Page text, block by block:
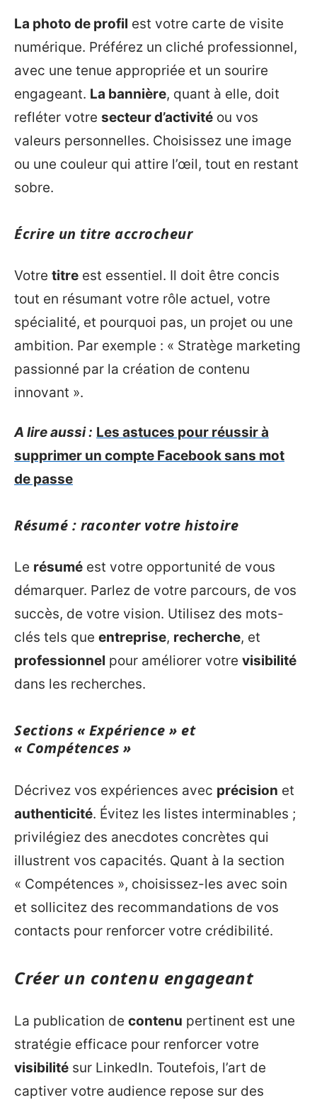
La photo de profil est votre carte de visite
numérique. Préférez un cliché professionnel,
avec une tenue appropriée et un sourire
engageant. La bannière, quant à elle, doit
refléter votre secteur d’activité ou vos
valeurs personnelles. Choisissez une image
ou une couleur qui attire l’œil, tout en restant
sobre.
Écrire un titre accrocheur
Votre titre est essentiel. Il doit être concis
tout en résumant votre rôle actuel, votre
spécialité, et pourquoi pas, un projet ou une
ambition. Par exemple : « Stratège marketing
passionné par la création de contenu
innovant ».
A lire aussi : Les astuces pour réussir à
supprimer un compte Facebook sans mot
de passe
Résumé : raconter votre histoire
Le résumé est votre opportunité de vous
démarquer. Parlez de votre parcours, de vos
succès, de votre vision. Utilisez des mots-
clés tels que entreprise, recherche, et
professionnel pour améliorer votre visibilité
dans les recherches.
Sections « Expérience » et
« Compétences »
Décrivez vos expériences avec précision et
authenticité. Évitez les listes interminables ;
privilégiez des anecdotes concrètes qui
illustrent vos capacités. Quant à la section
« Compétences », choisissez-les avec soin
et sollicitez des recommandations de vos
contacts pour renforcer votre crédibilité.
Créer un contenu engageant
La publication de contenu pertinent est une
stratégie efficace pour renforcer votre
visibilité sur LinkedIn. Toutefois, l’art de
captiver votre audience repose sur des